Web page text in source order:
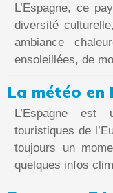
L’Espagne, ce
diversité
ambiance
ensoleillées, de
La météo en
L’Espagne est
touristiques de
toujours un
quelques infos